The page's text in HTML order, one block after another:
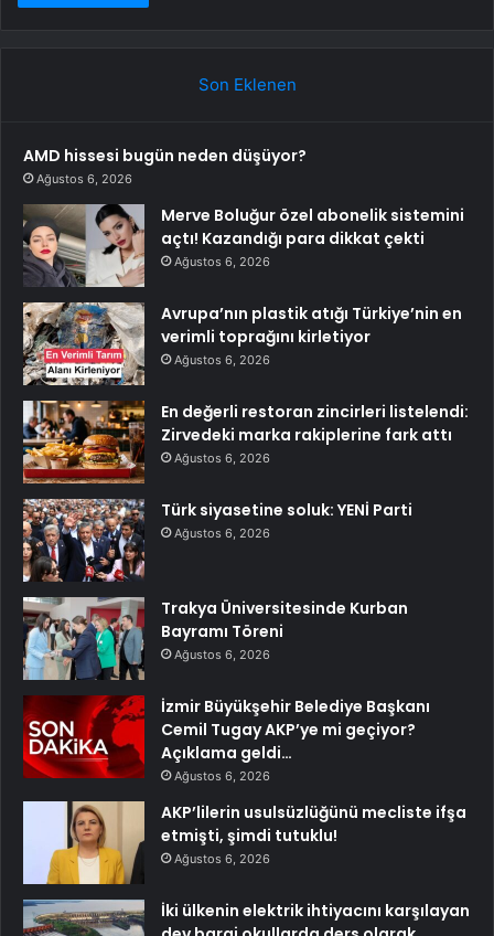
Son Eklenen
AMD hissesi bugün neden düşüyor?
Ağustos 6, 2026
Merve Boluğur özel abonelik sistemini
açtı! Kazandığı para dikkat çekti
Ağustos 6, 2026
Avrupa’nın plastik atığı Türkiye’nin en
verimli toprağını kirletiyor
Ağustos 6, 2026
En değerli restoran zincirleri listelendi:
Zirvedeki marka rakiplerine fark attı
Ağustos 6, 2026
Türk siyasetine soluk: YENİ Parti
Ağustos 6, 2026
Trakya Üniversitesinde Kurban
Bayramı Töreni
Ağustos 6, 2026
İzmir Büyükşehir Belediye Başkanı
Cemil Tugay AKP’ye mi geçiyor?
Açıklama geldi…
Ağustos 6, 2026
AKP’lilerin usulsüzlüğünü mecliste ifşa
etmişti, şimdi tutuklu!
Ağustos 6, 2026
İki ülkenin elektrik ihtiyacını karşılayan